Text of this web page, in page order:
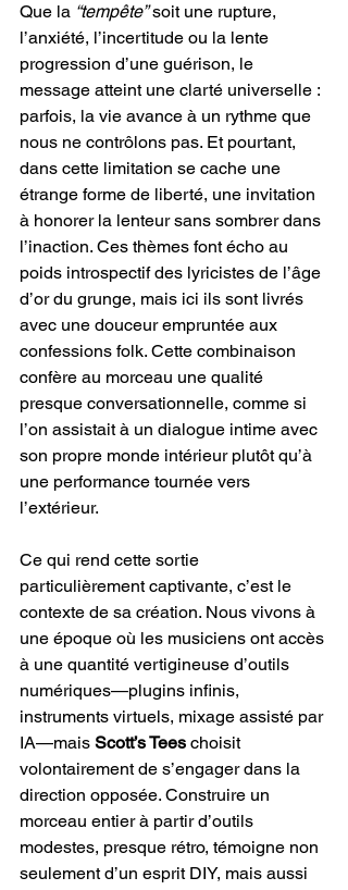
Que la “tempête” soit une rupture,
l’anxiété, l’incertitude ou la lente
progression d’une guérison, le
message atteint une clarté universelle :
parfois, la vie avance à un rythme que
nous ne contrôlons pas. Et pourtant,
dans cette limitation se cache une
étrange forme de liberté, une invitation
à honorer la lenteur sans sombrer dans
l’inaction. Ces thèmes font écho au
poids introspectif des lyricistes de l’âge
d’or du grunge, mais ici ils sont livrés
avec une douceur empruntée aux
confessions folk. Cette combinaison
confère au morceau une qualité
presque conversationnelle, comme si
l’on assistait à un dialogue intime avec
son propre monde intérieur plutôt qu’à
une performance tournée vers
l’extérieur.
Ce qui rend cette sortie
particulièrement captivante, c’est le
contexte de sa création. Nous vivons à
une époque où les musiciens ont accès
à une quantité vertigineuse d’outils
numériques—plugins infinis,
instruments virtuels, mixage assisté par
IA—mais Scott’s Tees choisit
volontairement de s’engager dans la
direction opposée. Construire un
morceau entier à partir d’outils
modestes, presque rétro, témoigne non
seulement d’un esprit DIY, mais aussi